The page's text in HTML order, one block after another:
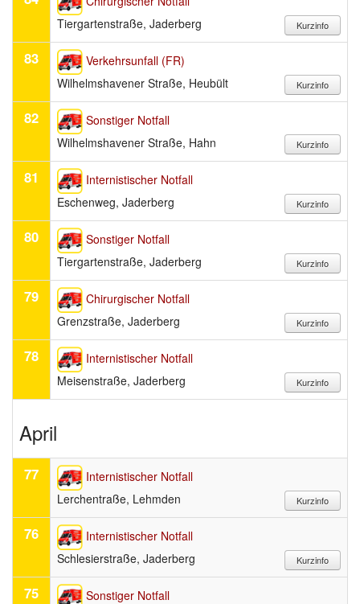
Tiergartenstraße, Jaderberg
83
Verkehrsunfall (FR)
Wilhelmshavener Straße, Heubült
82
Sonstiger Notfall
Wilhelmshavener Straße, Hahn
81
Internistischer Notfall
Eschenweg, Jaderberg
80
Sonstiger Notfall
Tiergartenstraße, Jaderberg
79
Chirurgischer Notfall
Grenzstraße, Jaderberg
78
Internistischer Notfall
Meisenstraße, Jaderberg
April
77
Internistischer Notfall
Lerchentraße, Lehmden
76
Internistischer Notfall
Schlesierstraße, Jaderberg
75
Sonstiger Notfall